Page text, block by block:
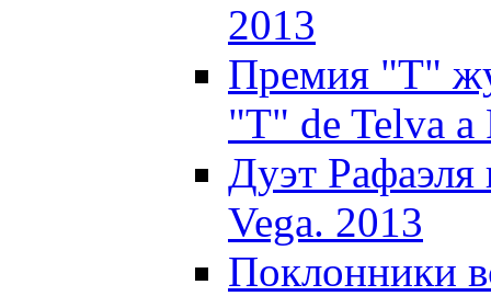
2013
Премия "Т"
"T" de Telva a
Дуэт
Vega. 2013
Поклонники